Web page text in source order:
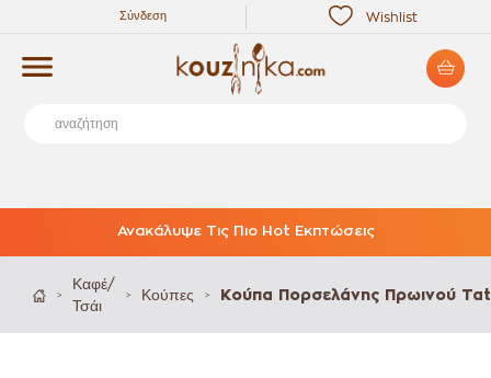
Wishlist
Σύνδεση
Ανακάλυψε Τις Πιο Hot Εκπτώσεις
>
Καφέ/
Τσάι
> Κούπες > Κούπα Πορσελάνης Πρωινού